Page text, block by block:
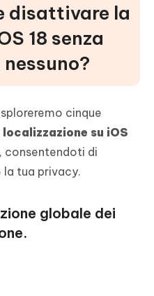
disattivare la
18 senza
cinque
su iOS
consentendoti di
tua privacy.
globale dei